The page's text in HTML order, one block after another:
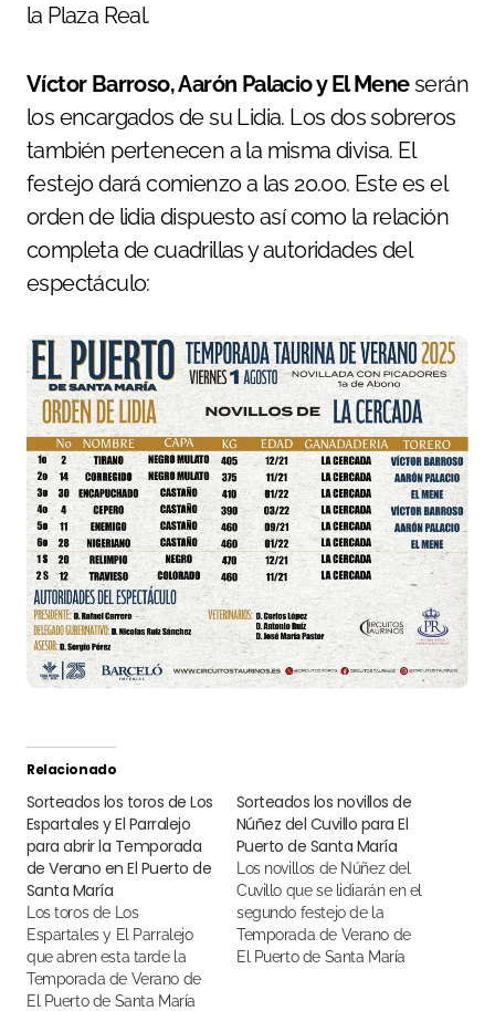
la Plaza Real.
Víctor Barroso, Aarón Palacio y El Meneserán
los encargados de su Lidia. Los dos sobreros
también pertenecen a la misma divisa. El
festejo dará comienzo a las 20.00. Este es el
orden de lidia dispuesto así como la relación
completa de cuadrillas y autoridades del
espectáculo:
Relacionado
Sorteados los toros de Los
Espartales y El Parralejo
para abrir la Temporada
de Verano en El Puerto de
Santa María
Los toros de Los
Espartales y El Parralejo
que abren esta tarde la
Temporada de Verano de
El Puerto de Santa María
Sorteados los novillos de
Núñez del Cuvillo para El
Puerto de Santa María
Los novillos de Núñez del
Cuvillo que se lidiarán en el
segundo festejo de la
Temporada de Verano de
El Puerto de Santa María